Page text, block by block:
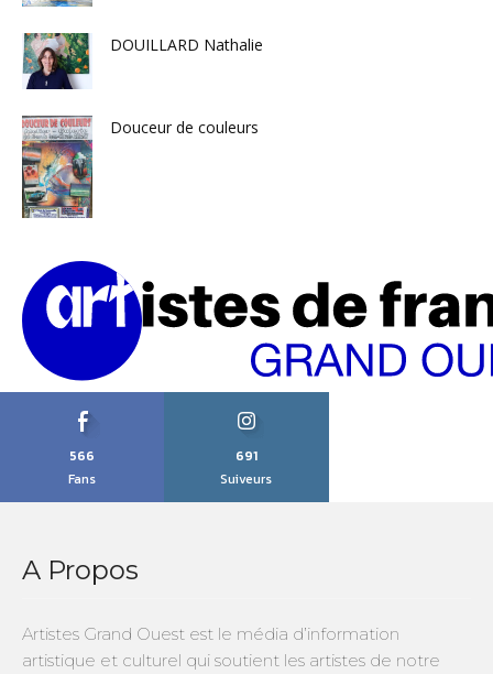
DOUILLARD Nathalie
Douceur de couleurs
566
Fans
691
Suiveurs
A Propos
Artistes Grand Ouest est le média d’information
artistique et culturel qui soutient les artistes de notre